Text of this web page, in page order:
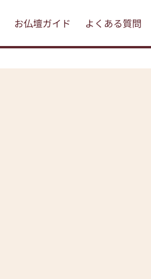
お仏壇ガイド よくある質問